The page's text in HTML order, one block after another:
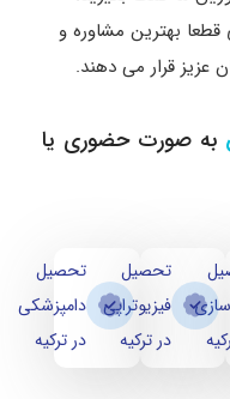
قطعا بهترین مشاوره و
عزیز قرار می دهند.
به صورت حضوری یا
تحصیل
فیزیوتراپی
در ترکیه
تحصیل
دامپزشکی
در ترکیه